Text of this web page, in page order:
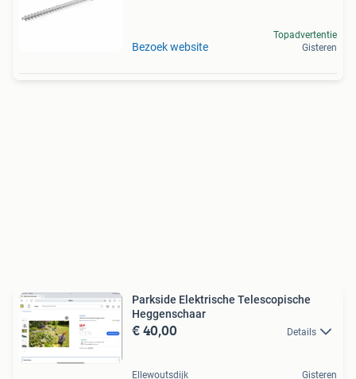
Bezoek website
Topadvertentie
Gisteren
Parkside Elektrische Telescopische
Heggenschaar
€ 40,00 Details
Ellewoutsdijk Gisteren